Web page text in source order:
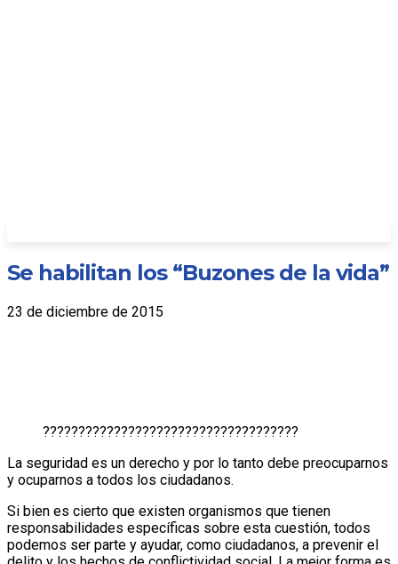
Se habilitan los “Buzones de la vida”
23 de diciembre de 2015
????????????????????????????????????
La seguridad es un derecho y por lo tanto debe preocuparnos
y ocuparnos a todos los ciudadanos.
Si bien es cierto que existen organismos que tienen
responsabilidades específicas sobre esta cuestión, todos
podemos ser parte y ayudar, como ciudadanos, a prevenir el